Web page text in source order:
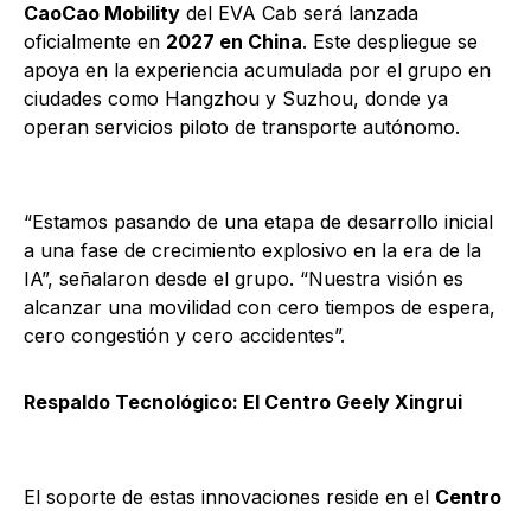
CaoCao Mobility del EVA Cab será lanzada
oficialmente en 2027 en China. Este despliegue se
apoya en la experiencia acumulada por el grupo en
ciudades como Hangzhou y Suzhou, donde ya
operan servicios piloto de transporte autónomo.
“Estamos pasando de una etapa de desarrollo inicial
a una fase de crecimiento explosivo en la era de la
IA”, señalaron desde el grupo. “Nuestra visión es
alcanzar una movilidad con cero tiempos de espera,
cero congestión y cero accidentes”.
Respaldo Tecnológico: El Centro Geely Xingrui
El soporte de estas innovaciones reside en el Centro